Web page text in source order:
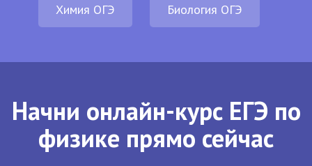
Химия ОГЭ Биология ОГЭ
Начни онлайн-курс ЕГЭ по
физике прямо сейчас